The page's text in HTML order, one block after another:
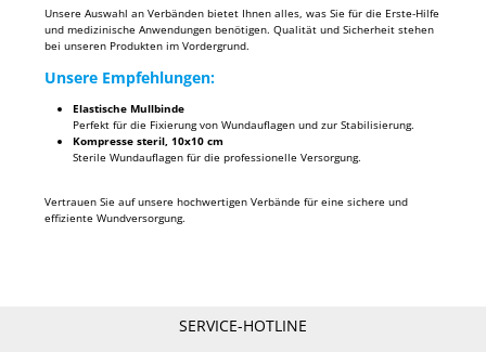
Unsere Auswahl an Verbänden bietet Ihnen alles, was Sie für die Erste-Hilfe
und medizinische Anwendungen benötigen. Qualität und Sicherheit stehen
bei unseren Produkten im Vordergrund.
Unsere Empfehlungen:
Elastische Mullbinde
Perfekt für die Fixierung von Wundauflagen und zur Stabilisierung.
Kompresse steril, 10x10 cm
Sterile Wundauflagen für die professionelle Versorgung.
Vertrauen Sie auf unsere hochwertigen Verbände für eine sichere und
effiziente Wundversorgung.
SERVICE-HOTLINE